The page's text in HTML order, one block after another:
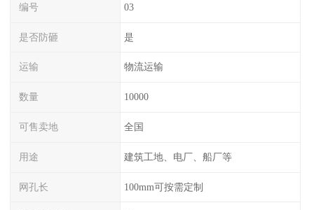
编号 03
是否防砸 是
运输 物流运输
数量 10000
可售卖地 全国
用途 建筑工地、电厂、船厂等
网孔长 100mm可按需定制